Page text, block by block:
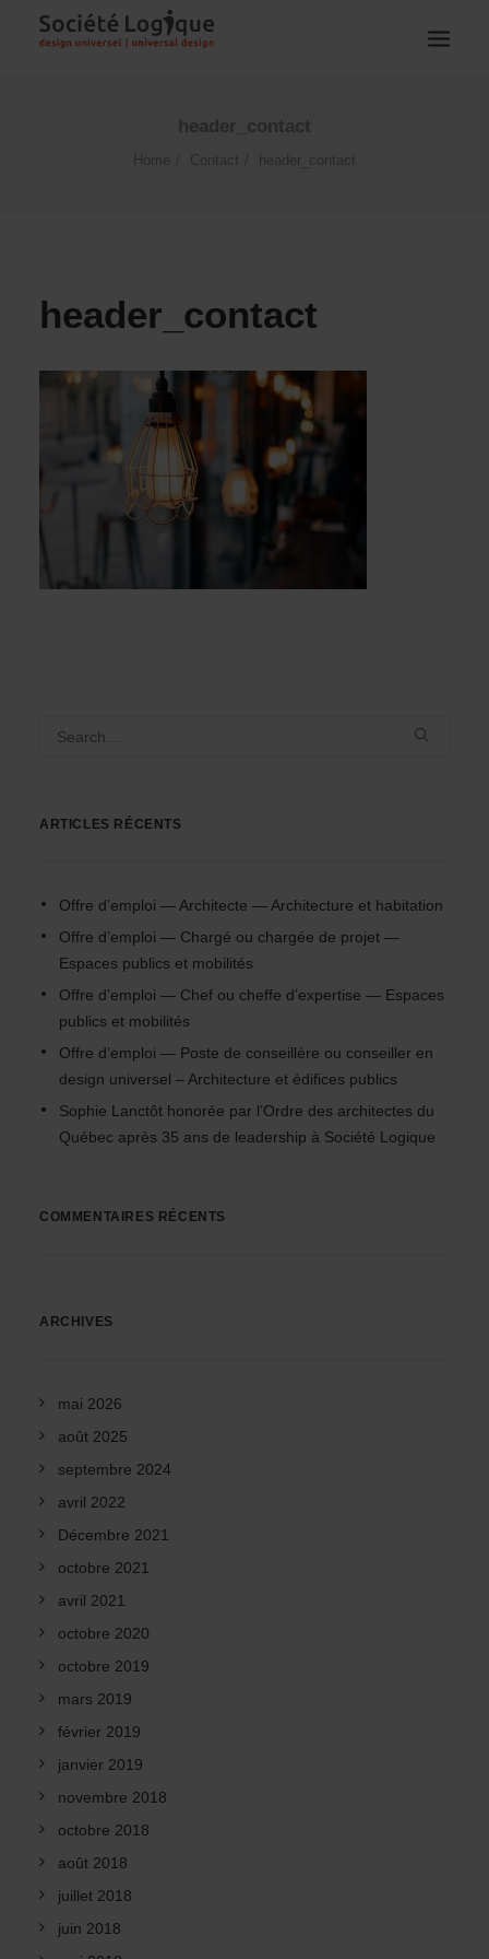
header_contact
Home Contact header_contact
header_contact
ARTICLES RÉCENTS
Offre d’emploi — Architecte — Architecture et habitation
Offre d’emploi — Chargé ou chargée de projet —
Espaces publics et mobilités
Offre d’emploi — Chef ou cheffe d’expertise — Espaces
publics et mobilités
Offre d’emploi — Poste de conseillère ou conseiller en
design universel – Architecture et édifices publics
Sophie Lanctôt honorée par l’Ordre des architectes du
Québec après 35 ans de leadership à Société Logique
COMMENTAIRES RÉCENTS
ARCHIVES
mai 2026
août 2025
septembre 2024
avril 2022
Décembre 2021
octobre 2021
avril 2021
octobre 2020
octobre 2019
mars 2019
février 2019
janvier 2019
novembre 2018
octobre 2018
août 2018
juillet 2018
juin 2018